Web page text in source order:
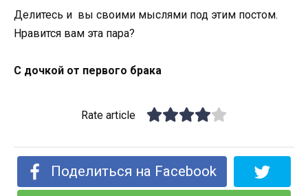
Делитесь и вы своими мыслями под этим постом.
Нравится вам эта пара?
С дочкой от первого брака
Rate article
Поделиться на Facebook